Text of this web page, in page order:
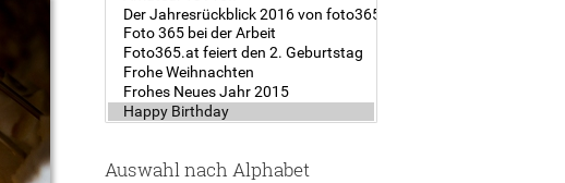
Auswahl nach Alphabet